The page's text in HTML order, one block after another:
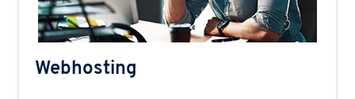
Webhosting